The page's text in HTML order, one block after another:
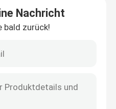
Nachricht
bald zurück!